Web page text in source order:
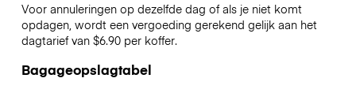
Voor annuleringen op dezelfde dag of als je niet komt
opdagen, wordt een vergoeding gerekend gelijk aan het
dagtarief van $6.90 per koffer.
Bagageopslagtabel